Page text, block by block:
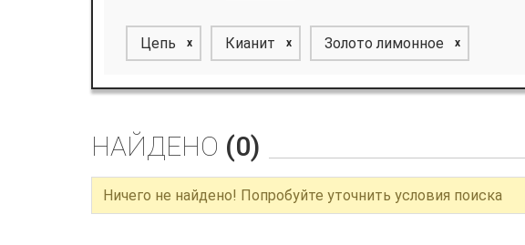
Цепь x Кианит x Золото лимонное x
НАЙДЕНО (0)
Ничего не найдено! Попробуйте уточнить условия поиска